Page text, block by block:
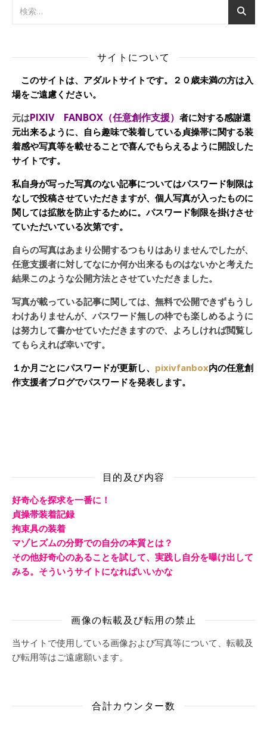
サイトについて
このサイトは、アダルトサイトです。２０歳未満の方は入
場をご遠慮ください。
元はPIXIV FANBOX（任意創作支援） 者に対する感謝還
元出来るように、自ら趣味で装着している貞操帯に関する装
着感や写真等を載せることで喜んでもらえるように開設した
サイトです。
私自身が写った写真のない記事についてはパスワード制限は
なしで投稿させていただきますが、個人写真が入ったものに
関しては拡散を防止するために。パスワード制限を掛けさせ
ていただいている次第です。
自らの写真はあまり公開するつもりはありませんでしたが、
任意支援者に対してなにか何か出来るものはないかと考えた
結果このような公開方法とさせていただきました。
写真が載っている記事に関しては、無料で公開できずもうし
わけありませんが、パスワード無しの枠でも楽しめるように
は努力して書かせていただきますので、よろしければ閲覧し
てもらえれば幸いです。
１か月ごとにパスワードが更新し、 pixivfanbox内の任意創
作支援者ブログでパスワードを発表します。
目的及び内容
好奇心を探求を一番に！
貞操帯装着記録
拘束具の装着
マゾヒズムの分野での自分の本質とは？
その他好奇心のあることを試して、実践し自分を曝け出して
みる。そういうサイトになればいいかな
画像の転載及び転用の禁止
当サイトで使用している画像および写真等について、転載及
び転用等はご遠慮願います。
合計カウンター数